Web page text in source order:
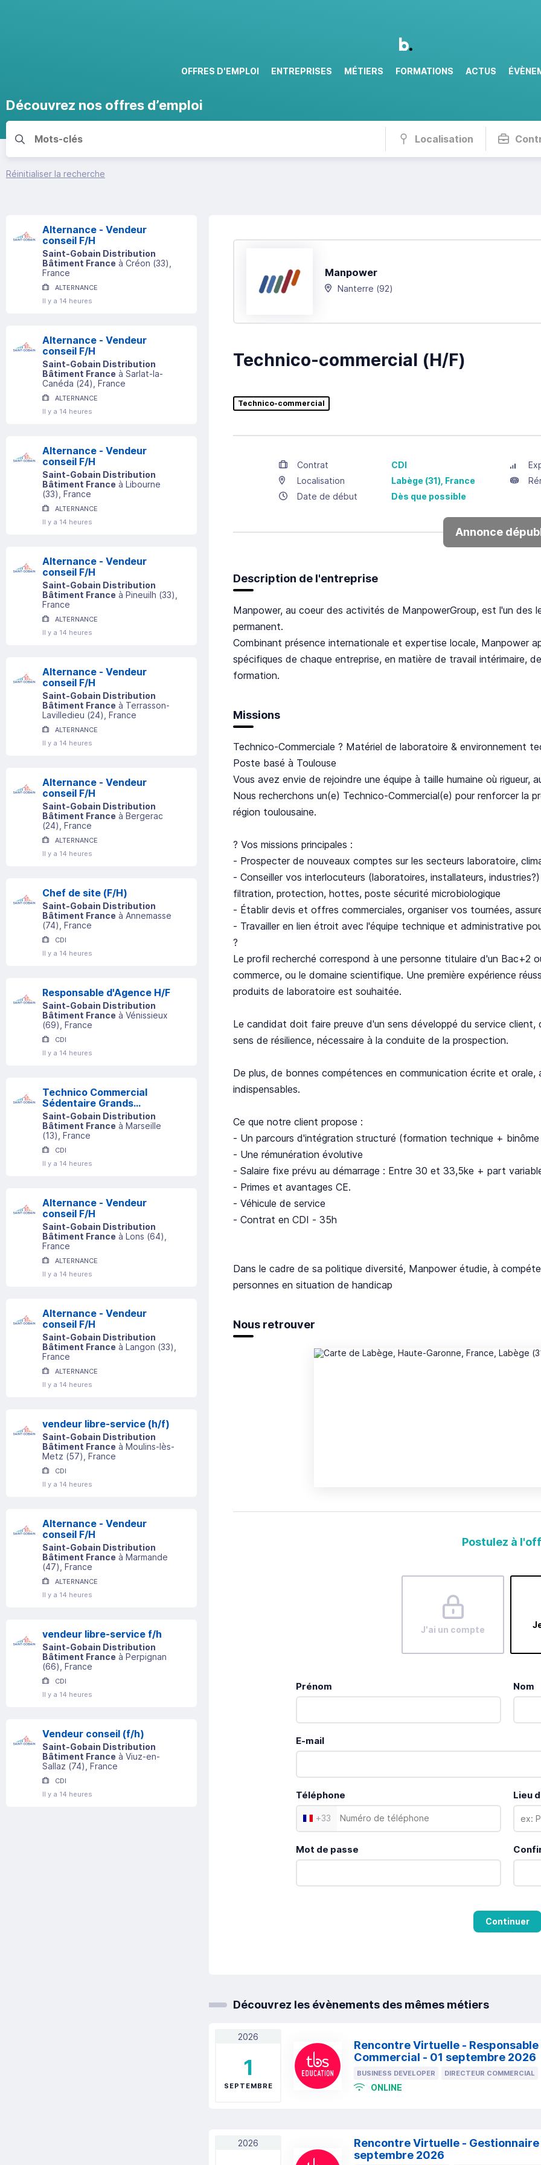
OFFRES D'EMPLOI ENTREPRISES MÉTIERS FORMATIONS ACTUS
Découvrez nos offres d’emploi
Localisation
Réinitialiser la recherche
Alternance - Vendeur
conseil F/H
Saint-Gobain Distribution
Bâtiment France à Créon (33)
France
ALTERNANCE
Il y a 14 heures
Alternance - Vendeur
conseil F/H
Saint-Gobain Distribution
Bâtiment France à Sarlat-la-
Canéda (24) , France
ALTERNANCE
Il y a 14 heures
Alternance - Vendeur
conseil F/H
Saint-Gobain Distribution
Bâtiment France à Libourne
(33) , France
ALTERNANCE
Il y a 14 heures
Alternance - Vendeur
conseil F/H
Saint-Gobain Distribution
Bâtiment France à Pineuilh (33)
France
ALTERNANCE
Il y a 14 heures
Alternance - Vendeur
conseil F/H
Saint-Gobain Distribution
Bâtiment France à Terrasson-
Lavilledieu (24) , France
ALTERNANCE
Il y a 14 heures
Alternance - Vendeur
conseil F/H
Saint-Gobain Distribution
Bâtiment France à Bergerac
(24) , France
ALTERNANCE
Il y a 14 heures
Chef de site (F/H)
Saint-Gobain Distribution
Bâtiment France à Annemasse
(74) , France
CDI
Il y a 14 heures
Responsable d'Agence H/F
Saint-Gobain Distribution
Bâtiment France à Vénissieux
(69) , France
CDI
Il y a 14 heures
Technico Commercial
Sédentaire Grands
Comptes (h/f)
Saint-Gobain Distribution
Bâtiment France à Marseille
(13) , France
CDI
Il y a 14 heures
Alternance - Vendeur
conseil F/H
Saint-Gobain Distribution
Bâtiment France à Lons (64)
France
ALTERNANCE
Il y a 14 heures
Alternance - Vendeur
conseil F/H
Saint-Gobain Distribution
Bâtiment France à Langon (33)
France
ALTERNANCE
Il y a 14 heures
vendeur libre-service (h/f)
Saint-Gobain Distribution
Bâtiment France à Moulins-lès-
Metz (57) , France
CDI
Il y a 14 heures
Alternance - Vendeur
conseil F/H
Saint-Gobain Distribution
Bâtiment France à Marmande
(47) , France
ALTERNANCE
Il y a 14 heures
vendeur libre-service f/h
Saint-Gobain Distribution
Bâtiment France à Perpignan
(66) , France
CDI
Il y a 14 heures
Vendeur conseil (f/h)
Saint-Gobain Distribution
Bâtiment France à Viuz-en-
Sallaz (74) , France
CDI
Il y a 14 heures
Manpower
Nanterre (92)
Technico-commercial (H/F)
Technico-commercial
Contrat CDI
Localisation
Labège (31), France
Date de début
Dès que possible
Annonce
Description de l'entreprise
Manpower, au coeur des activités de ManpowerGroup, est l'un des
permanent.
Combinant présence internationale et expertise locale, Manpower
spécifiques de chaque entreprise, en matière de travail intérimaire,
formation.
Missions
Technico-Commerciale ? Matériel de laboratoire & environnement
Poste basé à Toulouse
Vous avez envie de rejoindre une équipe à taille humaine où
Nous recherchons un(e) Technico-Commercial(e) pour renforcer la
région toulousaine.
? Vos missions principales :
- Prospecter de nouveaux comptes sur les secteurs laboratoire,
- Conseiller vos interlocuteurs (laboratoires, installateurs,
filtration, protection, hottes, poste sécurité microbiologique
- Établir devis et offres commerciales, organiser vos tournées,
- Travailler en lien étroit avec l'équipe technique et administrative
?
Le profil recherché correspond à une personne titulaire d'un Bac+2
commerce, ou le domaine scientifique. Une première expérience
produits de laboratoire est souhaitée.
Le candidat doit faire preuve d'un sens développé du service
sens de résilience, nécessaire à la conduite de la prospection.
De plus, de bonnes compétences en communication écrite et orale,
indispensables.
Ce que notre client propose :
- Un parcours d'intégration structuré (formation technique +
- Une rémunération évolutive
- Salaire fixe prévu au démarrage : Entre 30 et 33,5ke + part
- Primes et avantages CE.
- Véhicule de service
- Contrat en CDI - 35h
Dans le cadre de sa politique diversité, Manpower étudie, à
personnes en situation de handicap
Nous retrouver
Postulez à
J'ai un compte
Prénom Nom
E-mail
Téléphone
+33
Lieu
Mot de passe
Continuer
Découvrez les évènements des mêmes métiers
2026
1
SEPTEMBRE
Rencontre Virtuelle -
Commercial - 01 septembre 2026
BUSINESS DEVELOPER DIRECTEUR COMMERCIAL
ONLINE
2026
Rencontre Virtuelle -
septembre 2026